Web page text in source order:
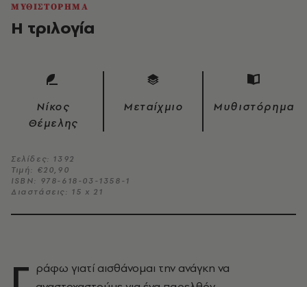
ΜΥΘΙΣΤΟΡΗΜΑ
Η τριλογία
Νίκος
Θέμελης
Μεταίχμιο Μυθιστόρημα
Σελίδες: 1392
Τιμή: €20,90
ISBN: 978-618-03-1358-1
Διαστάσεις: 15 x 21
Γ ράφω γιατί αισθάνομαι την ανάγκη να